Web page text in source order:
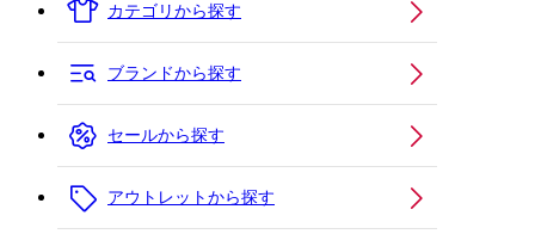
カテゴリから探す
ブランドから探す
セールから探す
アウトレットから探す